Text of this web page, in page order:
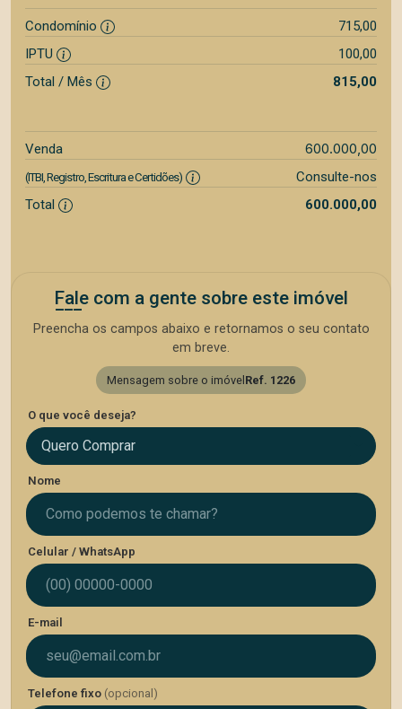
Condomínio
715,00
IPTU
100,00
Total / Mês
815,00
Venda 600.000,00
(ITBI, Registro, Escritura e Certidões)
Consulte-nos
Total
600.000,00
Fale com a gente sobre este imóvel
Preencha os campos abaixo e retornamos o seu contato
em breve.
Mensagem sobre o imóvelRef. 1226
O que você deseja?
Quero Comprar
Nome
Celular / WhatsApp
E-mail
Telefone fixo (opcional)